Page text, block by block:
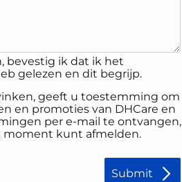
bevestig ik dat ik het
gelezen en dit begrijp.
geeft u toestemming om
en promoties van DHCare en
per e-mail te ontvangen,
moment kunt afmelden.